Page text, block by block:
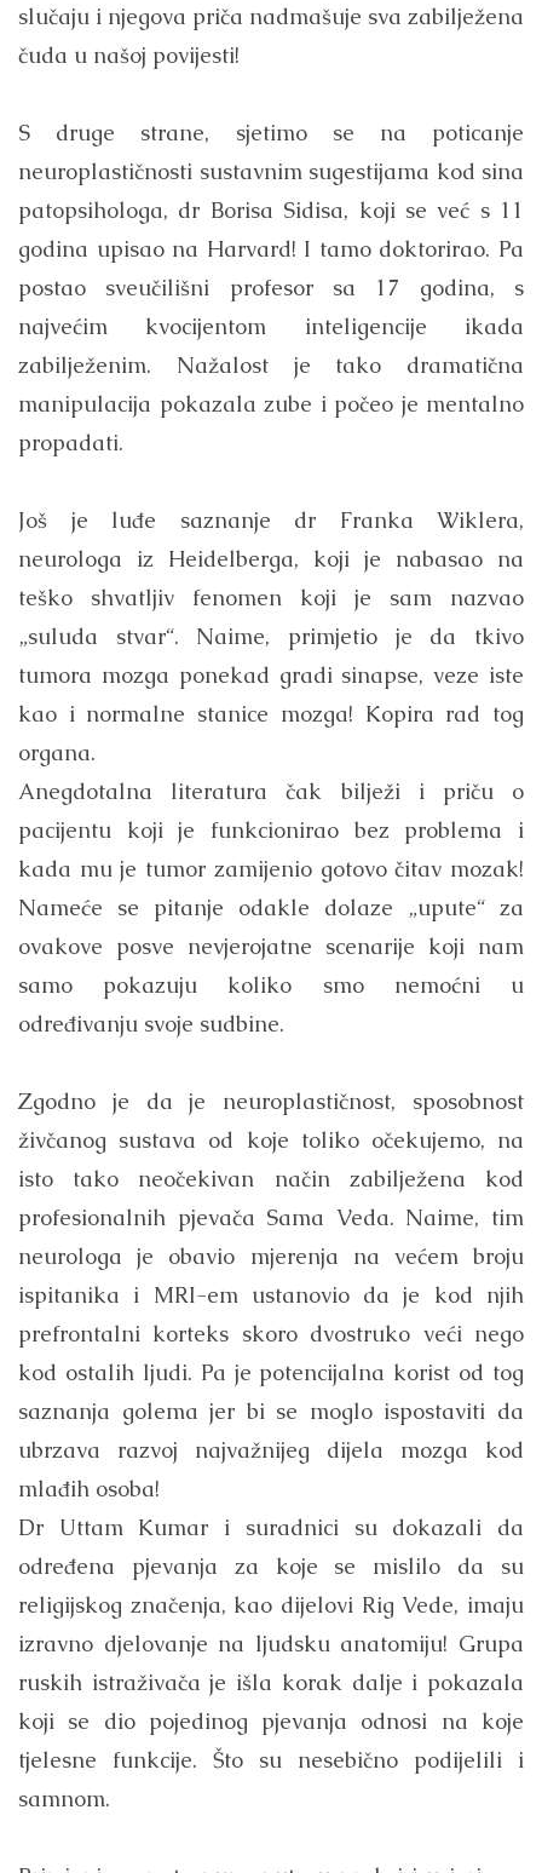
slučaju i njegova priča nadmašuje sva zabilježena
čuda u našoj povijesti!
S druge strane, sjetimo se na poticanje
neuroplastičnosti sustavnim sugestijama kod sina
patopsihologa, dr Borisa Sidisa, koji se već s 11
godina upisao na Harvard! I tamo doktorirao. Pa
postao sveučilišni profesor sa 17 godina, s
najvećim kvocijentom inteligencije ikada
zabilježenim. Nažalost je tako dramatična
manipulacija pokazala zube i počeo je mentalno
propadati.
Još je luđe saznanje dr Franka Wiklera,
neurologa iz Heidelberga, koji je nabasao na
teško shvatljiv fenomen koji je sam nazvao
„suluda stvar“. Naime, primjetio je da tkivo
tumora mozga ponekad gradi sinapse, veze iste
kao i normalne stanice mozga! Kopira rad tog
organa.
Anegdotalna literatura čak bilježi i priču o
pacijentu koji je funkcionirao bez problema i
kada mu je tumor zamijenio gotovo čitav mozak!
Nameće se pitanje odakle dolaze „upute“ za
ovakove posve nevjerojatne scenarije koji nam
samo pokazuju koliko smo nemoćni u
određivanju svoje sudbine.
Zgodno je da je neuroplastičnost, sposobnost
živčanog sustava od koje toliko očekujemo, na
isto tako neočekivan način zabilježena kod
profesionalnih pjevača Sama Veda. Naime, tim
neurologa je obavio mjerenja na većem broju
ispitanika i MRI-em ustanovio da je kod njih
prefrontalni korteks skoro dvostruko veći nego
kod ostalih ljudi. Pa je potencijalna korist od tog
saznanja golema jer bi se moglo ispostaviti da
ubrzava razvoj najvažnijeg dijela mozga kod
mlađih osoba!
Dr Uttam Kumar i suradnici su dokazali da
određena pjevanja za koje se mislilo da su
religijskog značenja, kao dijelovi Rig Vede, imaju
izravno djelovanje na ljudsku anatomiju! Grupa
ruskih istraživača je išla korak dalje i pokazala
koji se dio pojedinog pjevanja odnosi na koje
tjelesne funkcije. Što su nesebično podijelili i
samnom.